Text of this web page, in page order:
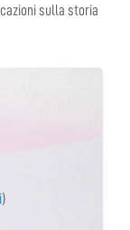
sulla storia
)